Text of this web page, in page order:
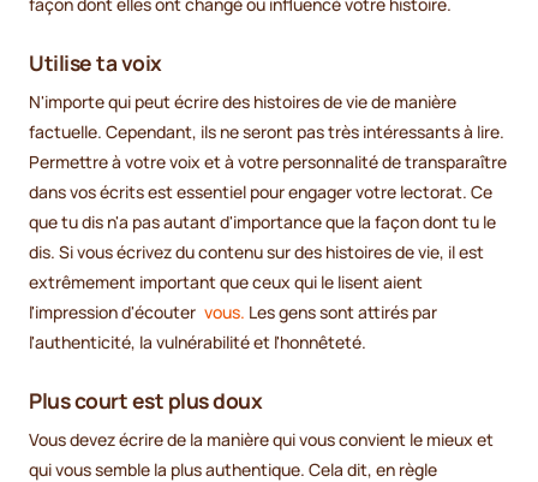
Utilise ta voix
N'importe qui peut écrire des histoires de vie de manière
factuelle. Cependant, ils ne seront pas très intéressants à lire.
Permettre à votre voix et à votre personnalité de transparaître
dans vos écrits est essentiel pour engager votre lectorat. Ce
que tu dis n'a pas autant d'importance que la façon dont tu le
dis. Si vous écrivez du contenu sur des histoires de vie, il est
extrêmement important que ceux qui le lisent aient
l'impression d'écouter vous. Les gens sont attirés par
l'authenticité, la vulnérabilité et l'honnêteté.
Plus court est plus doux
Vous devez écrire de la manière qui vous convient le mieux et
qui vous semble la plus authentique. Cela dit, en règle